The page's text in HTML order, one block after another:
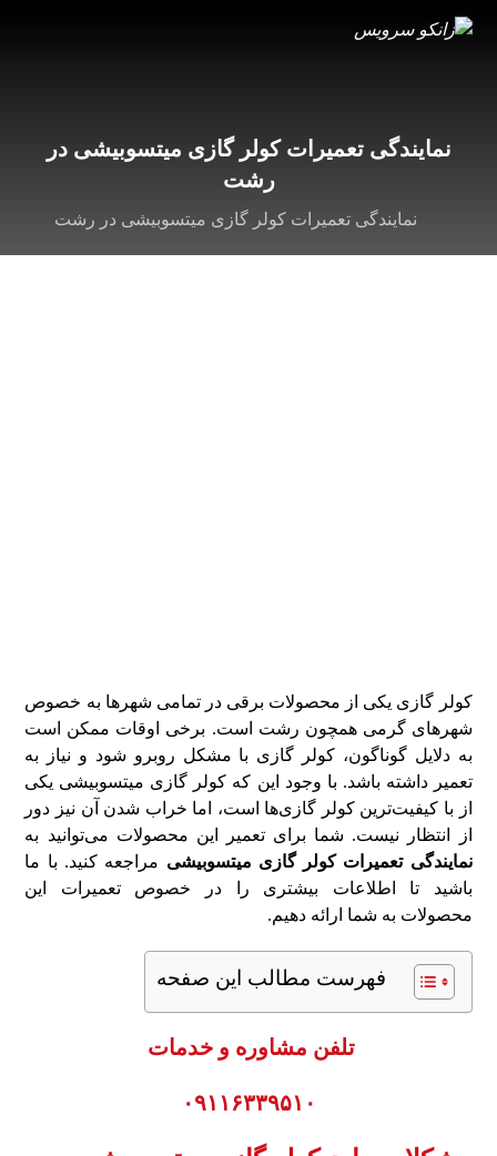
نمایندگی تعمیرات کولر گازی میتسوبیشی در
رشت
نمایندگی تعمیرات کولر گازی میتسوبیشی در رشت
کولر گازی یکی از محصولات برقی در تمامی شهر‌ها به خصوص
شهر‌های گرمی همچون رشت است. برخی اوقات ممکن است
به دلایل گوناگون، کولر گازی با مشکل روبرو شود و نیاز به
تعمیر داشته باشد. با وجود این که کولر گازی میتسوبیشی یکی
از با کیفیت‌ترین کولر گازی‌ها است، اما خراب شدن آن نیز دور
از انتظار نیست. شما برای تعمیر این محصولات می‌توانید به
نمایندگی تعمیرات کولر گازی میتسوبیشی مراجعه کنید. با ما
باشید تا اطلاعات بیشتری را در خصوص تعمیرات این
محصولات به شما ارائه دهیم.
فهرست مطالب این صفحه
تلفن مشاوره و خدمات
۰۹۱۱۶۳۳۹۵۱۰